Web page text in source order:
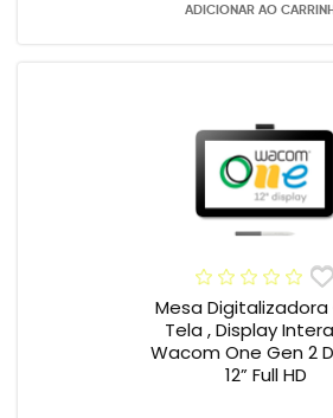
ADICIONAR AO
Mesa
Tela , Display
Wacom One Gen 2
12” Full HD